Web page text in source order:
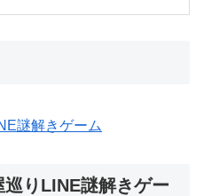
謎解きゲーム
りLINE謎解きゲー